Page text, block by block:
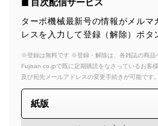
◼︎ 目次配信サービス
ターボ機械最新号の情報がメルマ
レスを入力して登録（解除）ボタ
※登録は無料です ※登録・解除は、各雑誌の商品
Fujisan.co.jpで既に定期購読をなさっているお客
及び宛先メールアドレスの変更手続きが可能です。